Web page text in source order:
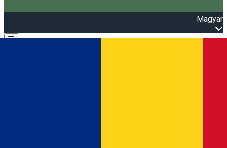
Magyar
Open main menu